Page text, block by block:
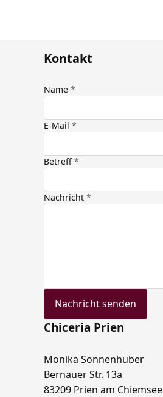
Kontakt
Name
E-Mail
Betreff
Nachricht
Nachricht senden
Chiceria Prien
Monika Sonnenhuber
Bernauer Str. 13a
83209 Prien am Chiemsee